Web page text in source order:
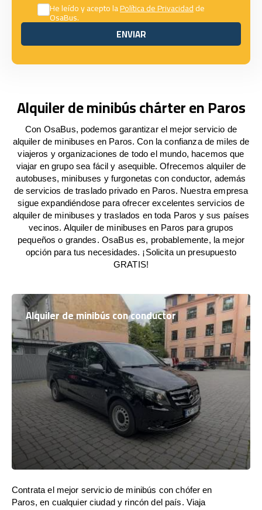
He leído y acepto laPolítica de Privacidadde
OsaBus.
ENVIAR
ENVIAR
Alquiler de minibús chárter en Paros
Con OsaBus, podemos garantizar el mejor servicio de
alquiler de minibuses en Paros. Con la confianza de miles de
viajeros y organizaciones de todo el mundo, hacemos que
viajar en grupo sea fácil y asequible. Ofrecemos alquiler de
autobuses, minibuses y furgonetas con conductor, además
de servicios de traslado privado en Paros. Nuestra empresa
sigue expandiéndose para ofrecer excelentes servicios de
alquiler de minibuses y traslados en toda Paros y sus países
vecinos. Alquiler de minibuses en Paros para grupos
pequeños o grandes. OsaBus es, probablemente, la mejor
opción para tus necesidades. ¡Solicita un presupuesto
GRATIS!
Alquiler de minibús con conductor
Contrata el mejor servicio de minibús con chófer en
Paros, en cualquier ciudad y rincón del país. Viaja